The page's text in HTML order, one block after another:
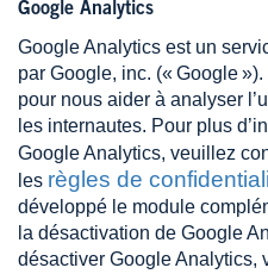
Google Analytics
Google Analytics est un
par Google, inc. (« Google
pour nous aider à analyser
les internautes. Pour plus
Google Analytics, veuillez
les règles de
développé le module
la désactivation de Google
désactiver Google Analytics,